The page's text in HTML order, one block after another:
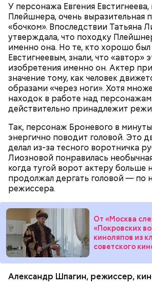
У персонажа Евгения
Плейшнера, очень выразительная
«бочком». Впоследствии Татьяна
утверждала, что походку
именно она. Но те, кто хорошо был
Евстигнеевым, знали, что «автор»
изобретения именно он. Актер
значение тому, как человек
образами «через ноги». Хотя
находок в работе над
действительно принадлежит
Так, персонаж Броневого в
энергично поводит головой. Это
делал из-за тесного воротничка
Лиозновой понравилась
когда тугой ворот актеру больше
продолжал дергать головой — по
режиссера.
От «Москва
«Покровских
киноляпов из
советского
Александр Шпагин, режиссер,
— В дыне содержится много
представлен фруктозой. С одной
хорошо, потому что дает
помнить, что сладкими дынями не
увлекаться, так же как и
сахарным диабетом и лишним
подчеркнула доктор.
Терапевт
продукты и
выводят
Чистит сосуды
рака: чем